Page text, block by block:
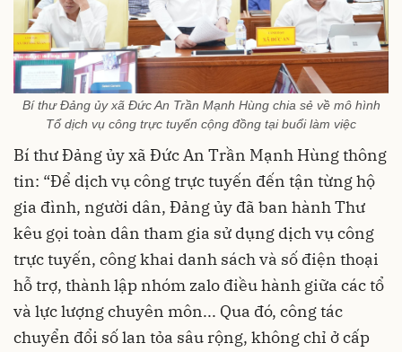
Bí thư Đảng ủy xã Đức An Trần Mạnh Hùng chia sẻ về mô hình
Tổ dịch vụ công trực tuyến cộng đồng tại buổi làm việc
Bí thư Đảng ủy xã Đức An Trần Mạnh Hùng thông
tin: “Để dịch vụ công trực tuyến đến tận từng hộ
gia đình, người dân, Đảng ủy đã ban hành Thư
kêu gọi toàn dân tham gia sử dụng dịch vụ công
trực tuyến, công khai danh sách và số điện thoại
hỗ trợ, thành lập nhóm zalo điều hành giữa các tổ
và lực lượng chuyên môn... Qua đó, công tác
chuyển đổi số lan tỏa sâu rộng, không chỉ ở cấp